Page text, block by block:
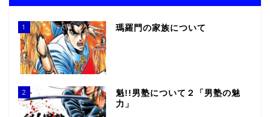
1 瑪羅門の家族について
2
魁!!男塾について２「男塾の魅
力」